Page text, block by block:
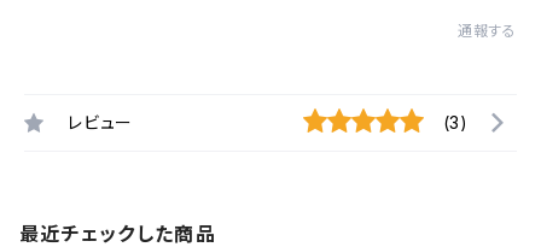
通報する
レビュー (3)
最近チェックした商品